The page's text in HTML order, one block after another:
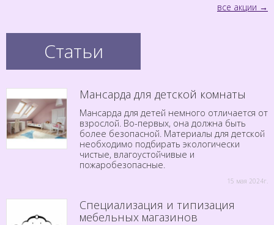
все акции
Статьи
Мансарда для детской комнаты
Мансарда для детей немного отличается от
взрослой. Во-первых, она должна быть
более безопасной. Материалы для детской
необходимо подбирать экологически
чистые, влагоустойчивые и
пожаробезопасные.
15 мая 2024г.
Специализация и типизация
мебельных магазинов